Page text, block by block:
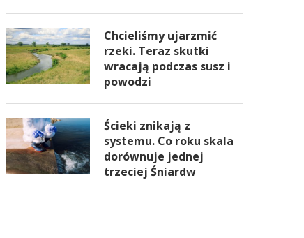
Chcieliśmy ujarzmić
rzeki. Teraz skutki
wracają podczas susz i
powodzi
Ścieki znikają z
systemu. Co roku skala
dorównuje jednej
trzeciej Śniardw